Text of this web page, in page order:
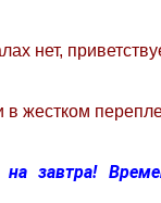
нет,
в жестком
завтра!